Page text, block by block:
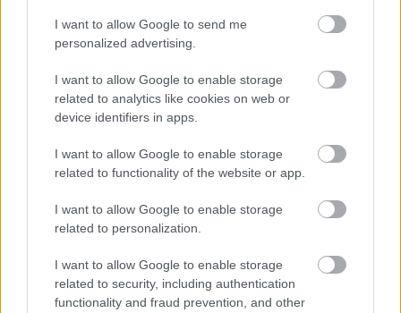
I want to allow Google to send me
personalized advertising.
I want to allow Google to enable storage
related to analytics like cookies on web or
device identifiers in apps.
I want to allow Google to enable storage
related to functionality of the website or app.
I want to allow Google to enable storage
related to personalization.
I want to allow Google to enable storage
related to security, including authentication
functionality and fraud prevention, and other
Παιδεία
Σεμινάρια Πανελλήνιες Κατάρτιση